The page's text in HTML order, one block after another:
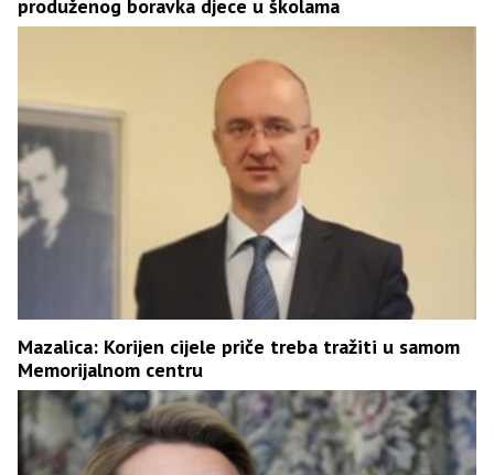
produženog boravka djece u školama
Mazalica: Korijen cijele priče treba tražiti u samom
Memorijalnom centru